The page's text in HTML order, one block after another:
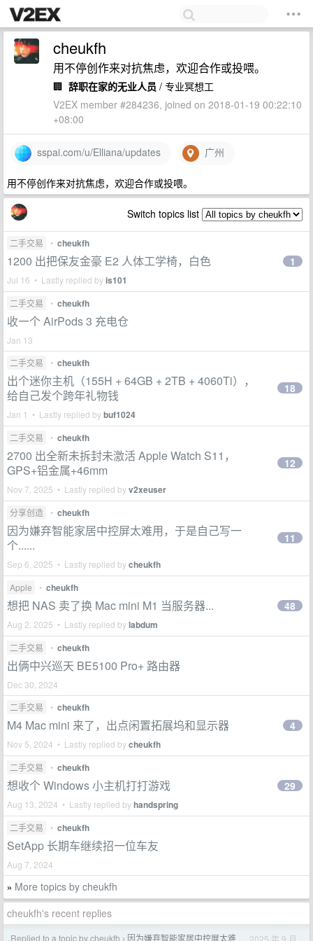
cheukfh
用不停创作来对抗焦虑，欢迎合作或投喂。
🏢 辞职在家的无业人员 / 专业冥想工
V2EX member #284236, joined on 2018-01-19 00:22:10
+08:00
sspai.com/u/Elliana/updates 广州
用不停创作来对抗焦虑，欢迎合作或投喂。
Switch topics list
二手交易 • cheukfh
1200 出把保友金豪 E2 人体工学椅，白色
Jul 16 • Lastly replied byis101
1
二手交易 • cheukfh
收一个 AirPods 3 充电仓
Jan 13
二手交易
• cheukfh
出个迷你主机（155H + 64GB + 2TB + 4060Ti），
给自己发个跨年礼物钱
Jan 1 • Lastly replied bybuf1024
18
二手交易 • cheukfh
2700 出全新未拆封未激活 Apple Watch S11，
GPS+铝金属+46mm
Nov 7, 2025 • Lastly replied byv2xeuser
12
分享创造 • cheukfh
因为嫌弃智能家居中控屏太难用，于是自己写一
个......
Sep 6, 2025 • Lastly replied bycheukfh
11
Apple • cheukfh
想把 NAS 卖了换 Mac mini M1 当服务器...
Aug 2, 2025 • Lastly replied bylabdum
48
二手交易 • cheukfh
出俩中兴巡天 BE5100 Pro+ 路由器
Dec 30, 2024
二手交易
• cheukfh
M4 Mac mini 来了，出点闲置拓展坞和显示器
Nov 5, 2024 • Lastly replied bycheukfh
4
二手交易 • cheukfh
想收个 Windows 小主机打打游戏
Aug 13, 2024 • Lastly replied byhandspring
29
二手交易 • cheukfh
SetApp 长期车继续招一位车友
Aug 7, 2024
» More topics by cheukfh
cheukfh's recent replies
Replied to a topic by cheukfh › 因为嫌弃智能家居中控屏太难 2025 年 9 月